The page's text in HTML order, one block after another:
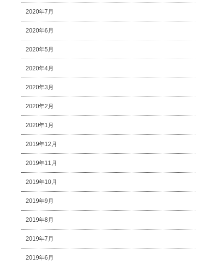
2020年7月
2020年6月
2020年5月
2020年4月
2020年3月
2020年2月
2020年1月
2019年12月
2019年11月
2019年10月
2019年9月
2019年8月
2019年7月
2019年6月